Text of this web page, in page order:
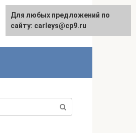
Для любых предложений по
сайту: carleys@cp9.ru